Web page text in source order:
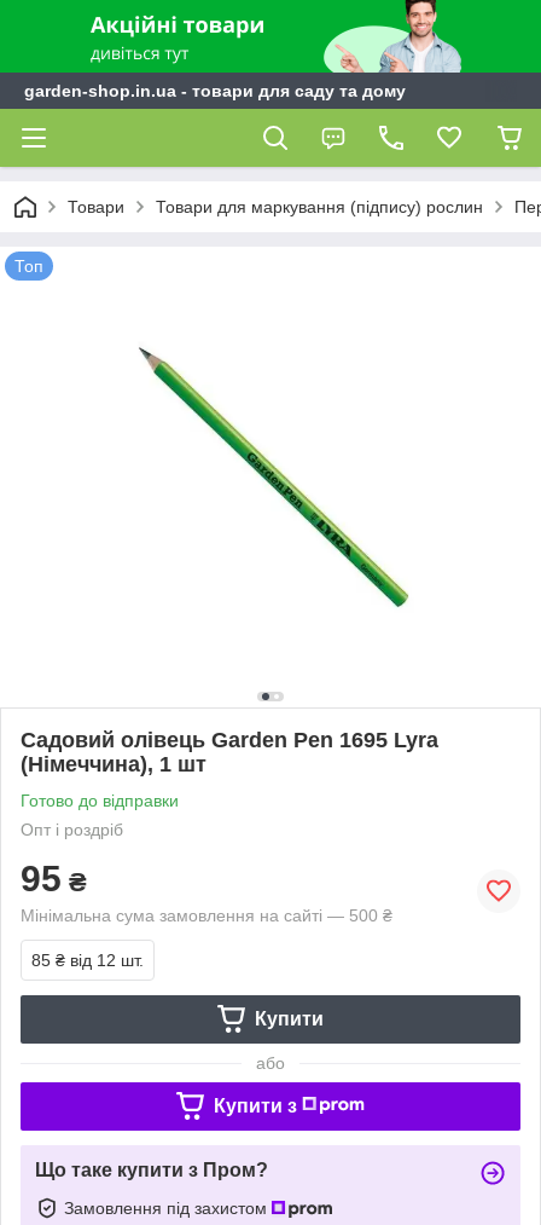
garden-shop.in.ua - товари для саду та дому
Товари Товари для маркування (підпису) рослин
Топ
Садовий олівець Garden Pen 1695 Lyra
(Німеччина), 1 шт
Готово до відправки
Опт і роздріб
95 ₴
Мінімальна сума замовлення на сайті — 500 ₴
85 ₴ від 12 шт.
Купити
або
Купити з
Що таке купити з Пром?
Замовлення під захистом